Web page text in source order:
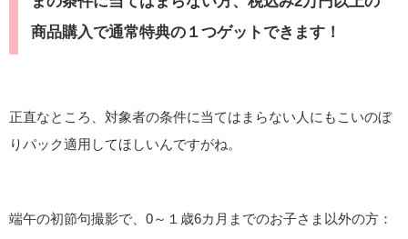
商品購入で通常特典の１つゲットできます！
正直なところ、対象者の条件に当てはまらない人にもこいのぼ
りパック適用してほしいんですがね。
端午の初節句撮影で、0～１歳6カ月までのお子さま以外の方：